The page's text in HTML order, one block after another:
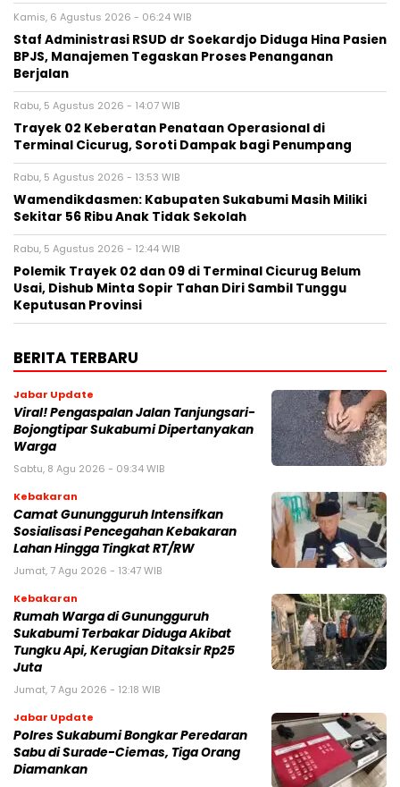
Kamis, 6 Agustus 2026 - 06:24 WIB
Staf Administrasi RSUD dr Soekardjo Diduga Hina Pasien
BPJS, Manajemen Tegaskan Proses Penanganan
Berjalan
Rabu, 5 Agustus 2026 - 14:07 WIB
‎Trayek 02 Keberatan Penataan Operasional di
Terminal Cicurug, Soroti Dampak bagi Penumpang
Rabu, 5 Agustus 2026 - 13:53 WIB
Wamendikdasmen: Kabupaten Sukabumi Masih Miliki
Sekitar 56 Ribu Anak Tidak Sekolah
Rabu, 5 Agustus 2026 - 12:44 WIB
Polemik Trayek 02 dan 09 di Terminal Cicurug Belum
Usai, Dishub Minta Sopir Tahan Diri Sambil Tunggu
Keputusan Provinsi
BERITA TERBARU
Jabar Update
Viral! Pengaspalan Jalan Tanjungsari-
Bojongtipar Sukabumi Dipertanyakan
Warga
Sabtu, 8 Agu 2026 - 09:34 WIB
Kebakaran
‎‎Camat Gunungguruh Intensifkan
Sosialisasi Pencegahan Kebakaran
Lahan Hingga Tingkat RT/RW‎
Jumat, 7 Agu 2026 - 13:47 WIB
Kebakaran
‎Rumah Warga di Gunungguruh
Sukabumi Terbakar Diduga Akibat
Tungku Api, Kerugian Ditaksir Rp25
Juta
Jumat, 7 Agu 2026 - 12:18 WIB
Jabar Update
Polres Sukabumi Bongkar Peredaran
Sabu di Surade-Ciemas, Tiga Orang
Diamankan